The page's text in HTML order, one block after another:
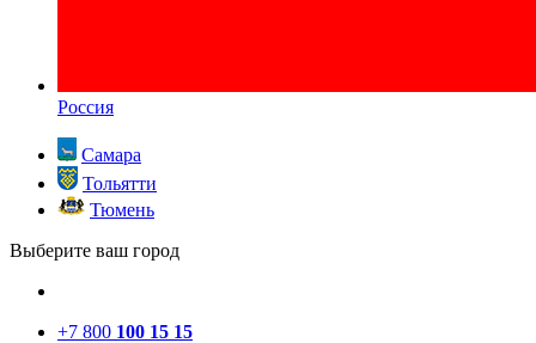
Россия
Самара
Тольятти
Тюмень
Выберите ваш город
+7 800 100 15 15